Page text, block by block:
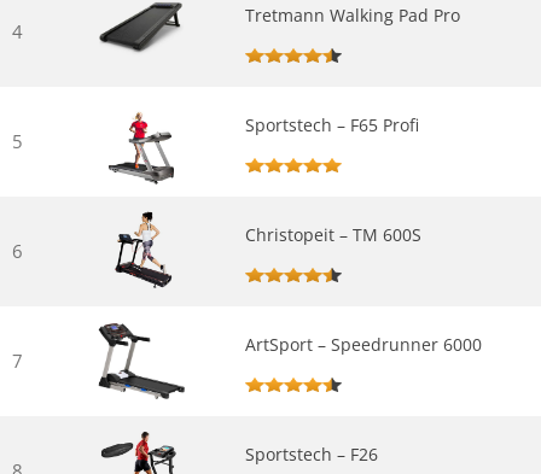
4
Tretmann Walking Pad Pro
5
Sportstech – F65 Profi
6
Christopeit – TM 600S
7
ArtSport – Speedrunner 6000
Sportstech – F26